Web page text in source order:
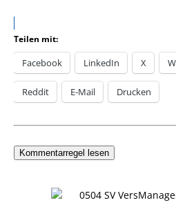
Teilen mit:
Facebook LinkedIn X
Reddit E-Mail Drucken
Kommentarregel lesen